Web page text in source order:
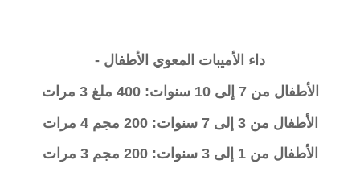
داء الأميبات المعوي الأطفال -
الأطفال من 7 إلى 10 سنوات: 400 ملغ 3 مرات
الأطفال من 3 إلى 7 سنوات: 200 مجم 4 مرات
الأطفال من 1 إلى 3 سنوات: 200 مجم 3 مرات